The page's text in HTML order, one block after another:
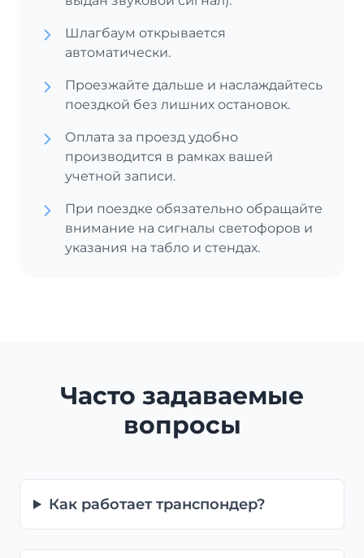
Шлагбаум открывается
автоматически.
Проезжайте дальше и наслаждайтесь
поездкой без лишних остановок.
Оплата за проезд удобно
производится в рамках вашей
учетной записи.
При поездке обязательно обращайте
внимание на сигналы светофоров и
указания на табло и стендах.
Часто задаваемые
вопросы
Как работает транспондер?